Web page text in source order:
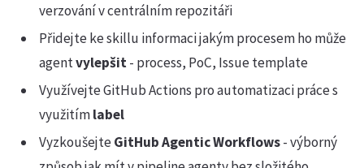
verzování v centrálním repozitáři
Přidejte ke skillu informaci jakým procesem ho může
agentvylepšit- process, PoC, Issue template
Využívejte GitHub Actions pro automatizaci práce s
využitímlabel
VyzkoušejteGitHub Agentic Workflows- výborný